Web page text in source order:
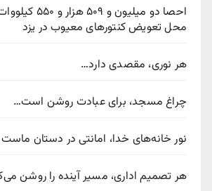
احصا دو میلیون
محل تعویض کنتورهای معیوب در یزد
هر نوری، مقصدی دارد…
چراغ مسجد، برای عبادت روشن است…
نور خانه‌های خدا، امانتی در دستان ماست
هر تصمیم اداری، مسیر آینده را روشن